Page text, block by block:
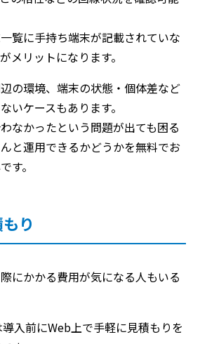
覧に手持ち端末が記載されていな
メリットになります。
の環境、端末の状態・個体差など
いケースもあります。
なかったという問題が出ても困る
と運用できるかどうかを無料でお
す。
り
にかかる費用が気になる人もいる
入前にWeb上で手軽に見積もりを